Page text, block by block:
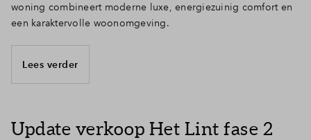
woning combineert moderne luxe, energiezuinig comfort en
een karaktervolle woonomgeving.
Lees verder
Update verkoop Het Lint fase 2